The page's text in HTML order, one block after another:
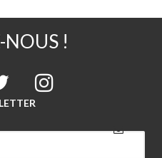
NOUS !